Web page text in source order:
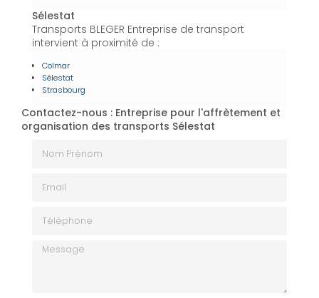
Sélestat
Transports BLEGER Entreprise de transport
intervient à proximité de :
Colmar
Sélestat
Strasbourg
Contactez-nous : Entreprise pour l'affrètement et
organisation des transports Sélestat
Message